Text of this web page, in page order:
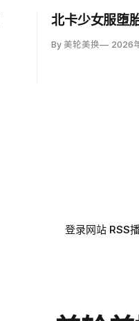
北卡少女服堕
By 美轮美换 2026
登录网站 RSS